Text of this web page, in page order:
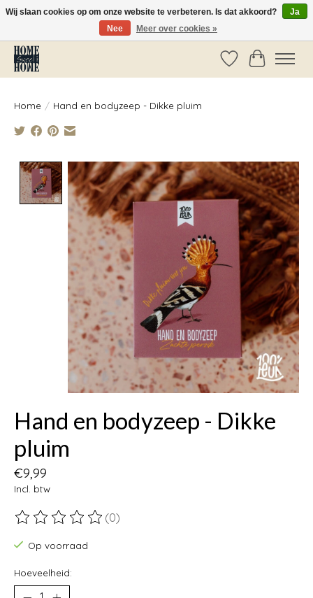
Vóór 14:00 besteld, dezelfde dag verzonden!
Verlanglijst
Home / Hand en bodyzeep - Dikke pluim
Product image slideshow Items
Hand en bodyzeep - Dikke
pluim
€9,99
Incl. btw
De beoordeling van dit product is
(0)
Op voorraad
Hoeveelheid:
Wij slaan cookies op om onze website te verbeteren. Is dat akkoord?
Ja
Nee
Meer over cookies »